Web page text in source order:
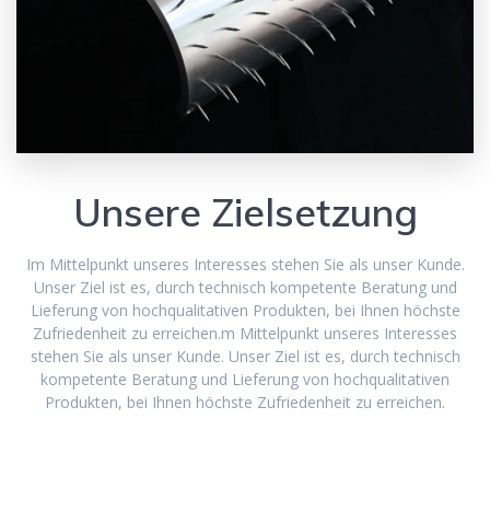
Unsere Zielsetzung
Im Mittelpunkt unseres Interesses stehen Sie als unser Kunde.
Unser Ziel ist es, durch technisch kompetente Beratung und
Lieferung von hochqualitativen Produkten, bei Ihnen höchste
Zufriedenheit zu erreichen.m Mittelpunkt unseres Interesses
stehen Sie als unser Kunde. Unser Ziel ist es, durch technisch
kompetente Beratung und Lieferung von hochqualitativen
Produkten, bei Ihnen höchste Zufriedenheit zu erreichen.